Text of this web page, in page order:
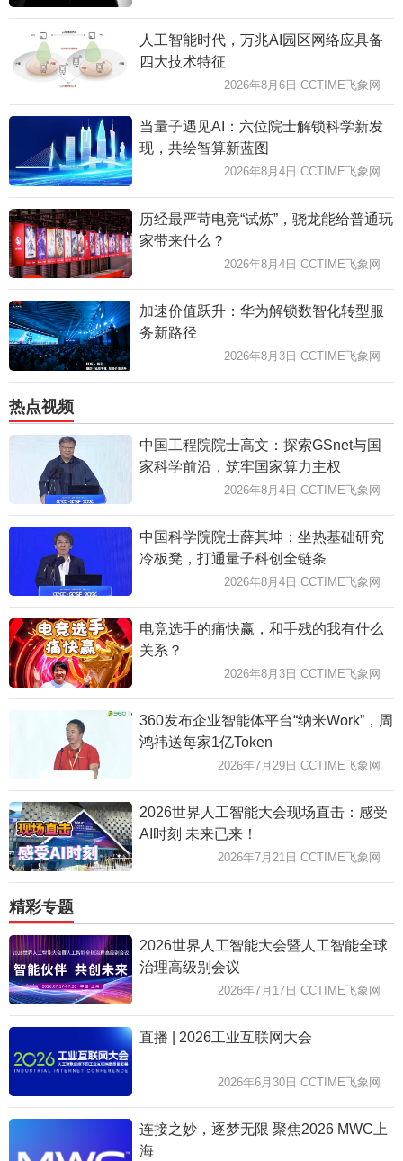
人工智能时代，万兆AI园区网络应具备
四大技术特征
2026年8月6日 CCTIME飞象网
当量子遇见AI：六位院士解锁科学新发
现，共绘智算新蓝图
2026年8月4日 CCTIME飞象网
历经最严苛电竞“试炼”，骁龙能给普通玩
家带来什么？
2026年8月4日 CCTIME飞象网
加速价值跃升：华为解锁数智化转型服
务新路径
2026年8月3日 CCTIME飞象网
热点视频
中国工程院院士高文：探索GSnet与国
家科学前沿，筑牢国家算力主权
2026年8月4日 CCTIME飞象网
中国科学院院士薛其坤：坐热基础研究
冷板凳，打通量子科创全链条
2026年8月4日 CCTIME飞象网
电竞选手的痛快赢，和手残的我有什么
关系？
2026年8月3日 CCTIME飞象网
360发布企业智能体平台“纳米Work”，周
鸿祎送每家1亿Token
2026年7月29日 CCTIME飞象网
2026世界人工智能大会现场直击：感受
AI时刻 未来已来！
2026年7月21日 CCTIME飞象网
精彩专题
2026世界人工智能大会暨人工智能全球
治理高级别会议
2026年7月17日 CCTIME飞象网
直播 | 2026工业互联网大会
2026年6月30日 CCTIME飞象网
连接之妙，逐梦无限 聚焦2026 MWC上
海